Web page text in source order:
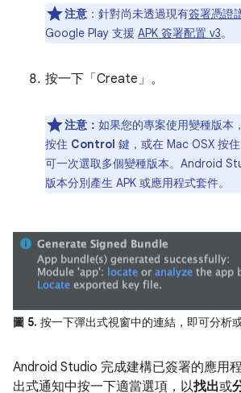
注意 ： 針對尚未透過現有簽署憑證
Google Play 支援 APK 簽署配置 v3。
按一下「Create」 。
注意： 如果您的專案使用變種版本
按住 Control 鍵，或在 Mac OSX 按住
可一次選取多個變種版本。Android
版本分別產生 APK 或應用程式套件。
圖 5. 按一下彈出式視窗中的連結，即可分析
Android Studio 完成建構已簽署的應用
出式通知中按一下適當選項，以找出或